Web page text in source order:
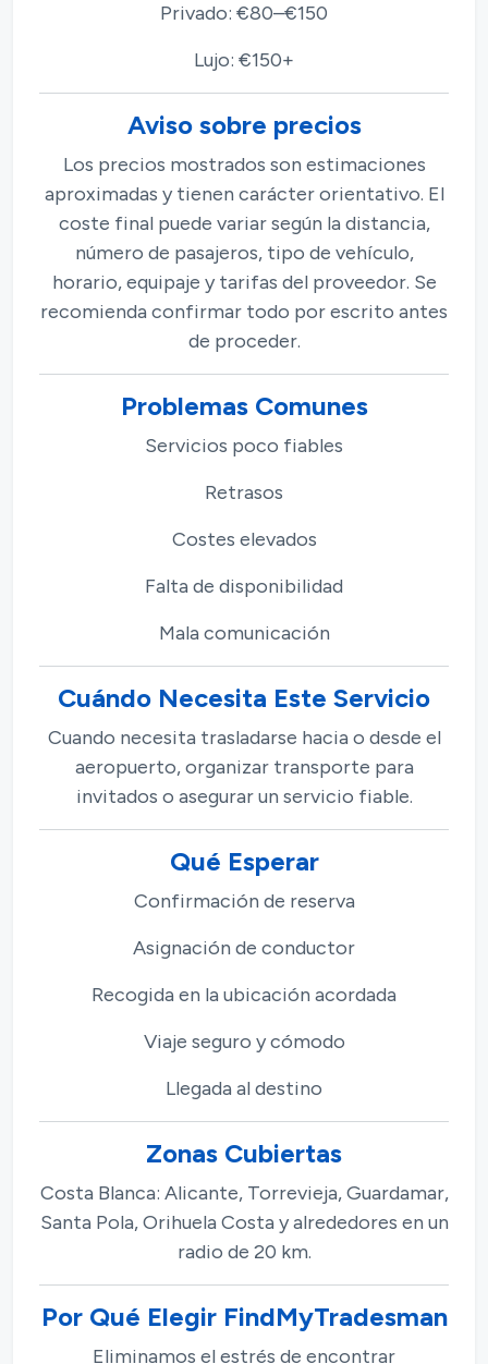
Privado: €80–€150
Lujo: €150+
Aviso sobre precios
Los precios mostrados son estimaciones
aproximadas y tienen carácter orientativo. El
coste final puede variar según la distancia,
número de pasajeros, tipo de vehículo,
horario, equipaje y tarifas del proveedor. Se
recomienda confirmar todo por escrito antes
de proceder.
Problemas Comunes
Servicios poco fiables
Retrasos
Costes elevados
Falta de disponibilidad
Mala comunicación
Cuándo Necesita Este Servicio
Cuando necesita trasladarse hacia o desde el
aeropuerto, organizar transporte para
invitados o asegurar un servicio fiable.
Qué Esperar
Confirmación de reserva
Asignación de conductor
Recogida en la ubicación acordada
Viaje seguro y cómodo
Llegada al destino
Zonas Cubiertas
Costa Blanca: Alicante, Torrevieja, Guardamar,
Santa Pola, Orihuela Costa y alrededores en un
radio de 20 km.
Por Qué Elegir FindMyTradesman
Eliminamos el estrés de encontrar